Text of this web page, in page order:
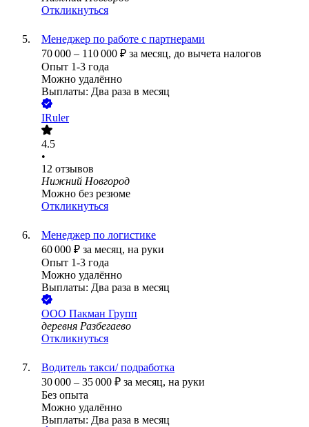
Откликнуться
Менеджер по работе с партнерами
70 000 – 110 000 ₽ за месяц, до вычета налогов
Опыт 1-3 года
Можно удалённо
Выплаты: Два раза в месяц
IRuler
4.5
•
12 отзывов
Нижний Новгород
Можно без резюме
Откликнуться
Менеджер по логистике
60 000 ₽ за месяц, на руки
Опыт 1-3 года
Можно удалённо
Выплаты: Два раза в месяц
ООО Пакман Групп
деревня Разбегаево
Откликнуться
Водитель такси/ подработка
30 000 – 35 000 ₽ за месяц, на руки
Без опыта
Можно удалённо
Выплаты: Два раза в месяц